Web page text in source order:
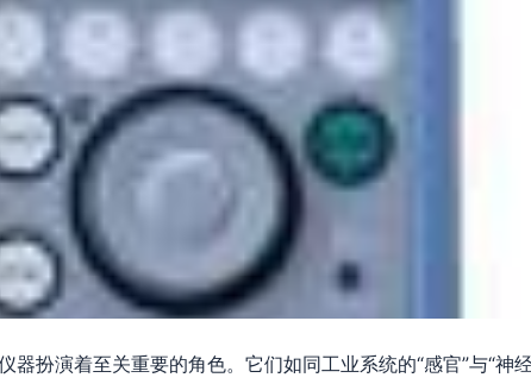
扮演着至关重要的角色。它们如同工业系统的“感官”与“神